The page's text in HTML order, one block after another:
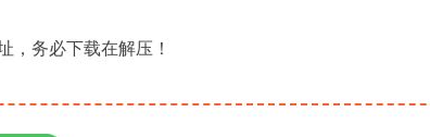
，务必下载在解压！